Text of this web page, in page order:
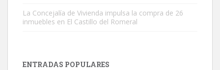
La Concejalía de Vivienda impulsa la compra de 26
inmuebles en El Castillo del Romeral
ENTRADAS POPULARES